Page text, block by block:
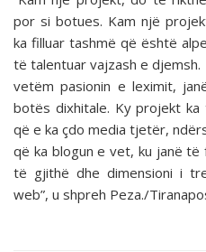
por si botues. Kam një
ka filluar tashmë që është
të talentuar vajzash e djemsh.
vetëm pasionin e leximit,
botës dixhitale. Ky projekt
që e ka çdo media tjetër,
që ka blogun e vet, ku janë
të gjithë dhe dimensioni i
web”, u shpreh Peza./